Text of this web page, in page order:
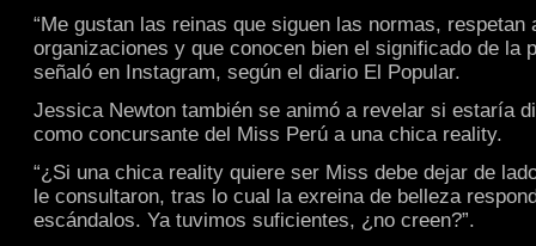
“Me gustan las reinas que siguen las normas, respetan
organizaciones y que conocen bien el significado de la
señaló en Instagram, según el diario El Popular.
Jessica Newton también se animó a revelar si estaría
como concursante del Miss Perú a una chica reality.
“¿Si una chica reality quiere ser Miss debe dejar de
le consultaron, tras lo cual la exreina de belleza
escándalos. Ya tuvimos suficientes, ¿no creen?”.